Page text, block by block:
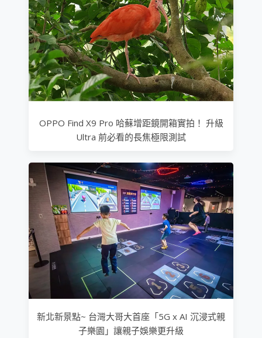
OPPO Find X9 Pro 哈蘇增距鏡開箱實拍！ 升級
Ultra 前必看的長焦極限測試
新北新景點~ 台灣大哥大首座「5G x AI 沉浸式親
子樂園」讓親子娛樂更升級